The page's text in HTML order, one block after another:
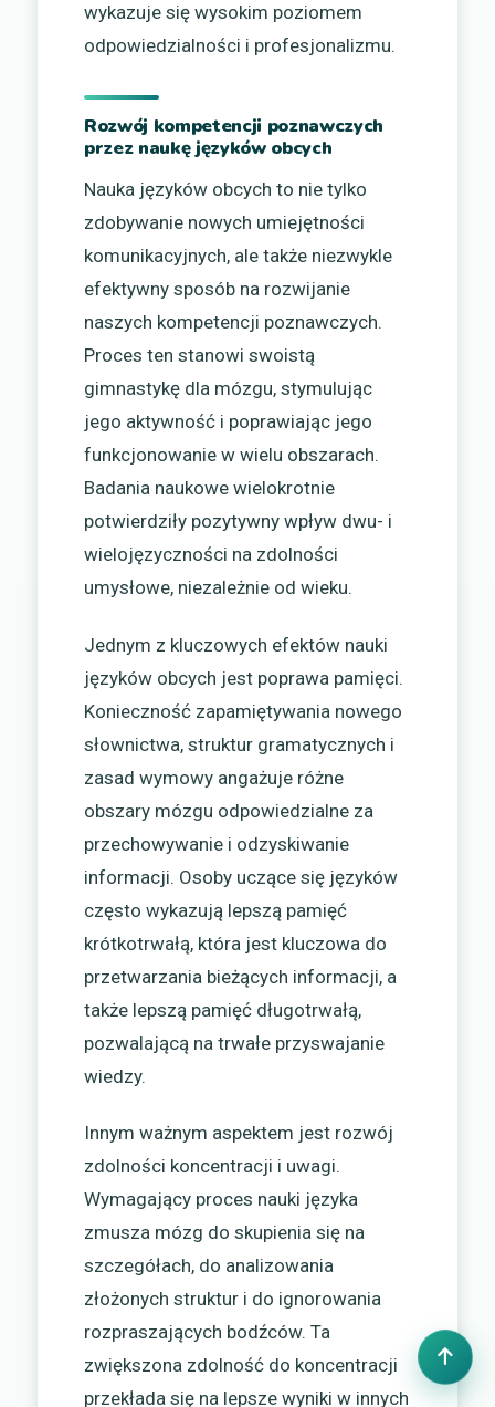
wykazuje się wysokim poziomem
odpowiedzialności i profesjonalizmu.
Rozwój kompetencji poznawczych
przez naukę języków obcych
Nauka języków obcych to nie tylko
zdobywanie nowych umiejętności
komunikacyjnych, ale także niezwykle
efektywny sposób na rozwijanie
naszych kompetencji poznawczych.
Proces ten stanowi swoistą
gimnastykę dla mózgu, stymulując
jego aktywność i poprawiając jego
funkcjonowanie w wielu obszarach.
Badania naukowe wielokrotnie
potwierdziły pozytywny wpływ dwu- i
wielojęzyczności na zdolności
umysłowe, niezależnie od wieku.
Jednym z kluczowych efektów nauki
języków obcych jest poprawa pamięci.
Konieczność zapamiętywania nowego
słownictwa, struktur gramatycznych i
zasad wymowy angażuje różne
obszary mózgu odpowiedzialne za
przechowywanie i odzyskiwanie
informacji. Osoby uczące się języków
często wykazują lepszą pamięć
krótkotrwałą, która jest kluczowa do
przetwarzania bieżących informacji, a
także lepszą pamięć długotrwałą,
pozwalającą na trwałe przyswajanie
wiedzy.
Innym ważnym aspektem jest rozwój
zdolności koncentracji i uwagi.
Wymagający proces nauki języka
zmusza mózg do skupienia się na
szczegółach, do analizowania
złożonych struktur i do ignorowania
rozpraszających bodźców. Ta
zwiększona zdolność do koncentracji
przekłada się na lepsze wyniki w innych